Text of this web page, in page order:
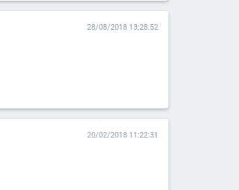
28/08/2018 13:28:52
20/02/2018 11:22:31